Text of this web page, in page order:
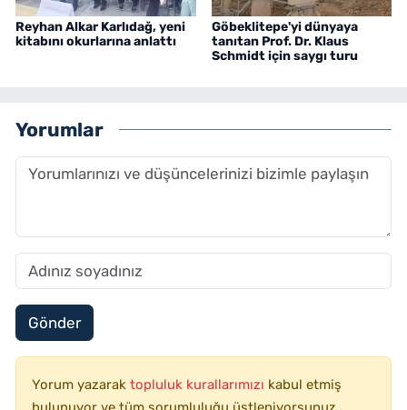
Reyhan Alkar Karlıdağ, yeni
kitabını okurlarına anlattı
Göbeklitepe'yi dünyaya
tanıtan Prof. Dr. Klaus
Schmidt için saygı turu
Yorumlar
Gönder
Yorum yazarak topluluk kurallarımızı kabul etmiş